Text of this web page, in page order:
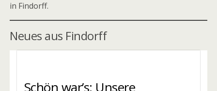
in Findorff.
Neues aus Findorff
Schön war’s: Unsere